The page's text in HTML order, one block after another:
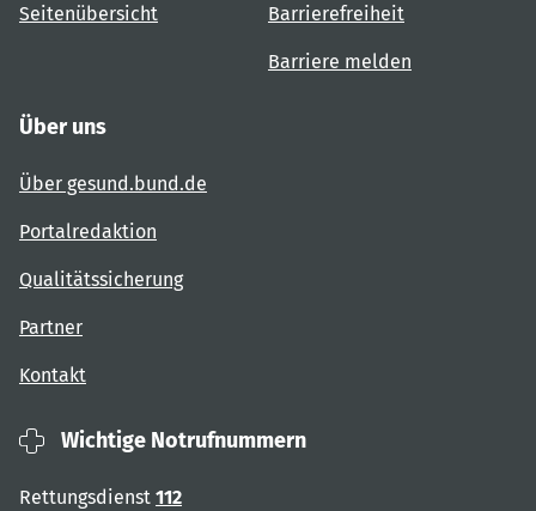
Seitenübersicht Barrierefreiheit
Barriere melden
Über uns
Über gesund.bund.de
Portalredaktion
Qualitätssicherung
Partner
Kontakt
Wichtige Notrufnummern
Rettungsdienst 112